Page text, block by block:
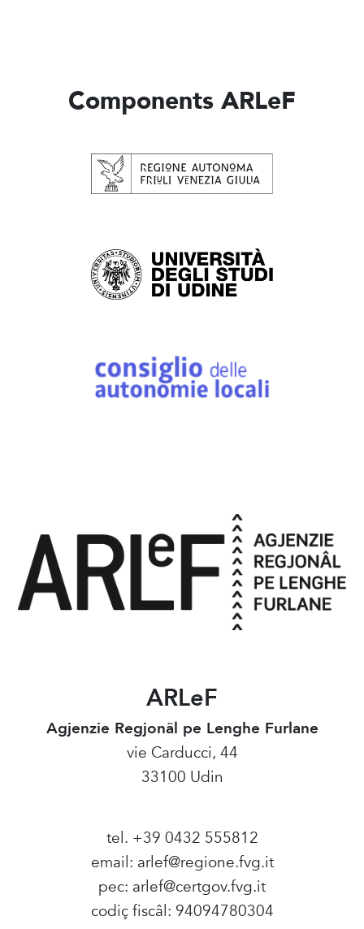
Components ARLeF
ARLeF
Agjenzie Regjonâl pe Lenghe Furlane
vie Carducci, 44
33100 Udin
tel. +39 0432 555812
email: arlef@regione.fvg.it
pec: arlef@certgov.fvg.it
codiç fiscâl: 94094780304